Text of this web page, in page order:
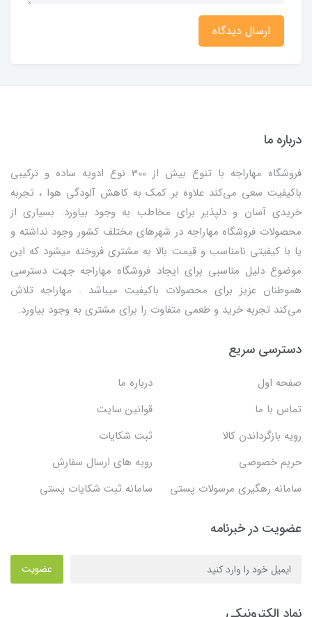
ارسال دیدگاه
درباره ما
فروشگاه مهاراجه با تنوع بیش از 300 نوع ادویه ساده و ترکیبی
باکیفیت سعی می‌کند علاوه بر کمک به کاهش آلودگی هوا ، تجربه
خریدی آسان و دلپذیر برای مخاطب به وجود بیاورد. بسیاری از
محصولات فروشگاه مهاراجه در شهرهای مختلف کشور وجود نداشته و
یا با کیفیتی نامناسب و قیمت بالا به مشتری فروخته میشود که این
موضوع دلیل مناسبی برای ایجاد فروشگاه مهاراجه جهت دسترسی
هموطنان عزیز برای محصولات باکیفیت میباشد . مهاراجه تلاش
می‌کند تجربه خرید و طعمی متفاوت را برای مشتری به وجود بیاورد.
دسترسی سریع
صفحه اول
درباره ما
تماس با ما
قوانین سایت
رویه بازگرداندن کالا
ثبت شکایات
حریم خصوصی
رویه های ارسال سفارش
سامانه رهگیری مرسولات پستی
سامانه ثبت شکایات پستی
عضویت در خبرنامه
عضویت